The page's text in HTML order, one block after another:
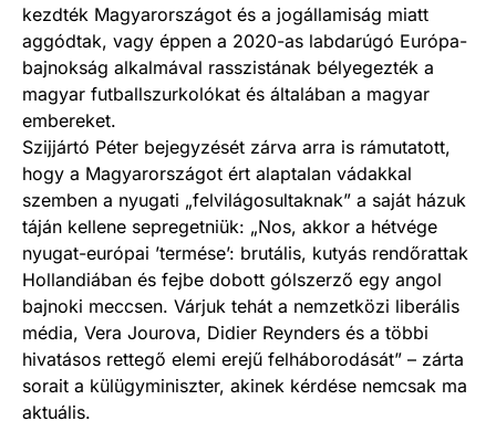
kezdték Magyarországot és a jogállamiság miatt
aggódtak, vagy éppen a 2020-as labdarúgó Európa-
bajnokság alkalmával rasszistának bélyegezték a
magyar futballszurkolókat és általában a magyar
embereket.
Szijjártó Péter bejegyzését zárva arra is rámutatott,
hogy a Magyarországot ért alaptalan vádakkal
szemben a nyugati „felvilágosultaknak” a saját házuk
táján kellene sepregetniük: „Nos, akkor a hétvége
nyugat-európai ’termése’: brutális, kutyás rendőrattak
Hollandiában és fejbe dobott gólszerző egy angol
bajnoki meccsen. Várjuk tehát a nemzetközi liberális
média, Vera Jourova, Didier Reynders és a többi
hivatásos rettegő elemi erejű felháborodását” – zárta
sorait a külügyminiszter, akinek kérdése nemcsak ma
aktuális.